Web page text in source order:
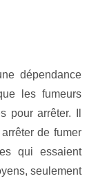
dépendance
les fumeurs
pour arrêter. Il
de fumer
qui essaient
seulement